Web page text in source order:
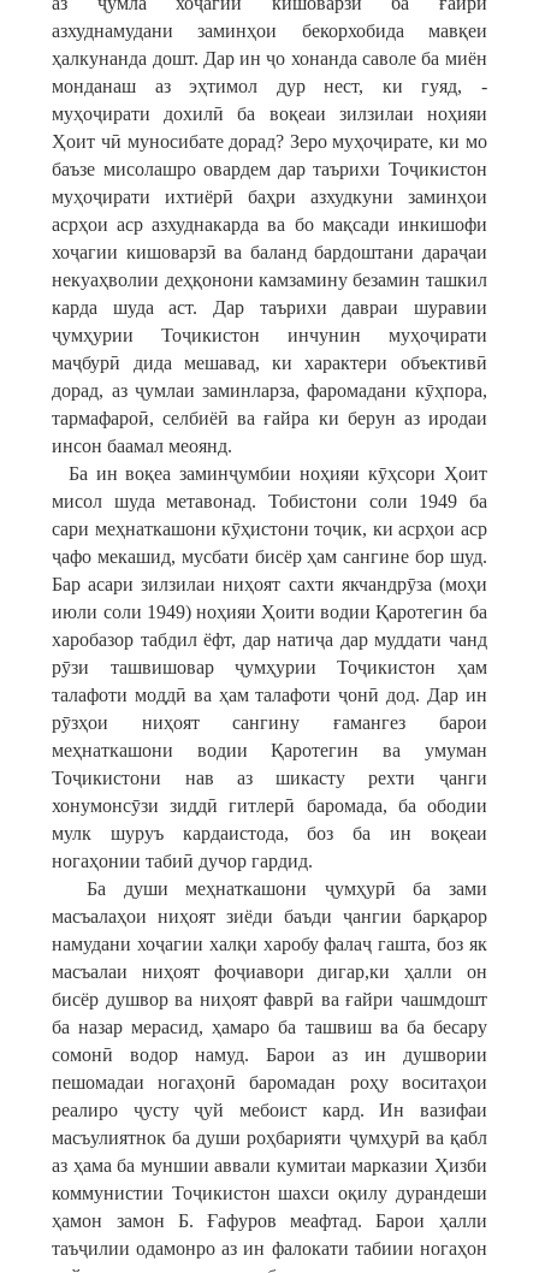
азхуднамудани заминҳои бекорхобида мавқеи
ҳалкунанда дошт. Дар ин ҷо хонанда саволе ба миён
монданаш аз эҳтимол дур нест, ки гуяд, -
муҳоҷирати дохилӣ ба воқеаи зилзилаи ноҳияи
Ҳоит чӣ муносибате дорад? Зеро муҳоҷирате, ки мо
баъзе мисолашро овардем дар таърихи Тоҷикистон
муҳоҷирати ихтиёрӣ баҳри азхудкуни заминҳои
асрҳои аср азхуднакарда ва бо мақсади инкишофи
хоҷагии кишоварзӣ ва баланд бардоштани дараҷаи
некуаҳволии деҳқонони камзамину безамин ташкил
карда шуда аст. Дар таърихи давраи шуравии
ҷумҳурии Тоҷикистон инчунин муҳоҷирати
маҷбурӣ дида мешавад, ки характери объективӣ
дорад, аз ҷумлаи заминларза, фаромадани кӯҳпора,
тармафароӣ, селбиёӣ ва ғайра ки берун аз иродаи
инсон баамал меоянд.
Ба ин воқеа заминҷумбии ноҳияи кӯҳсори Ҳоит
мисол шуда метавонад. Тобистони соли 1949 ба
сари меҳнаткашони кӯҳистони тоҷик, ки асрҳои аср
ҷафо мекашид, мусбати бисёр ҳам сангине бор шуд.
Бар асари зилзилаи ниҳоят сахти якчандрӯза (моҳи
июли соли 1949) ноҳияи Ҳоити водии Қаротегин ба
харобазор табдил ёфт, дар натиҷа дар муддати чанд
рӯзи ташвишовар ҷумҳурии Тоҷикистон ҳам
талафоти моддӣ ва ҳам талафоти ҷонӣ дод. Дар ин
рӯзҳои ниҳоят сангину ғамангез барои
меҳнаткашони водии Қаротегин ва умуман
Тоҷикистони нав аз шикасту рехти ҷанги
хонумонсӯзи зиддӣ гитлерӣ баромада, ба ободии
мулк шуруъ кардаистода, боз ба ин воқеаи
ногаҳонии табиӣ дучор гардид.
Ба души меҳнаткашони ҷумҳурӣ ба зами
масъалаҳои ниҳоят зиёди баъди ҷангии барқарор
намудани хоҷагии халқи харобу фалаҷ гашта, боз як
масъалаи ниҳоят фоҷиавори дигар,ки ҳалли он
бисёр душвор ва ниҳоят фаврӣ ва ғайри чашмдошт
ба назар мерасид, ҳамаро ба ташвиш ва ба бесару
сомонӣ водор намуд. Барои аз ин душвории
пешомадаи ногаҳонӣ баромадан роҳу воситаҳои
реалиро ҷусту ҷуй мебоист кард. Ин вазифаи
масъулиятнок ба души роҳбарияти ҷумҳурӣ ва қабл
аз ҳама ба муншии аввали кумитаи марказии Ҳизби
коммунистии Тоҷикистон шахси оқилу дурандеши
ҳамон замон Б. Ғафуров меафтад. Барои ҳалли
таъҷилии одамонро аз ин фалокати табиии ногаҳон